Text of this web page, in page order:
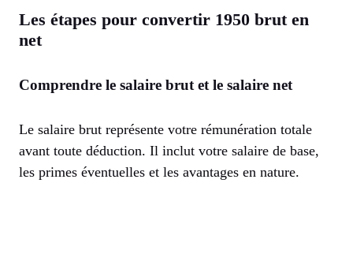
Les étapes pour convertir 1950 brut en
net
Comprendre le salaire brut et le salaire net
Le salaire brut représente votre rémunération totale
avant toute déduction. Il inclut votre salaire de base,
les primes éventuelles et les avantages en nature.